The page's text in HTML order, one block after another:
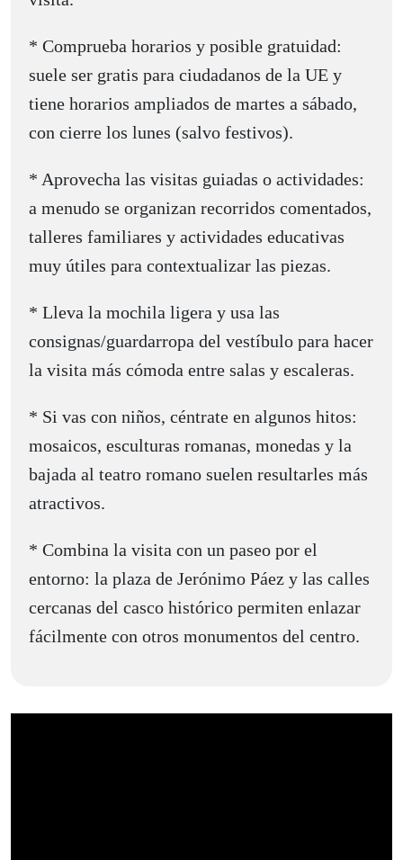
* Comprueba horarios y posible gratuidad:
suele ser gratis para ciudadanos de la UE y
tiene horarios ampliados de martes a sábado,
con cierre los lunes (salvo festivos).
* Aprovecha las visitas guiadas o actividades:
a menudo se organizan recorridos comentados,
talleres familiares y actividades educativas
muy útiles para contextualizar las piezas.
* Lleva la mochila ligera y usa las
consignas/guardarropa del vestíbulo para hacer
la visita más cómoda entre salas y escaleras.
* Si vas con niños, céntrate en algunos hitos:
mosaicos, esculturas romanas, monedas y la
bajada al teatro romano suelen resultarles más
atractivos.
* Combina la visita con un paseo por el
entorno: la plaza de Jerónimo Páez y las calles
cercanas del casco histórico permiten enlazar
fácilmente con otros monumentos del centro.